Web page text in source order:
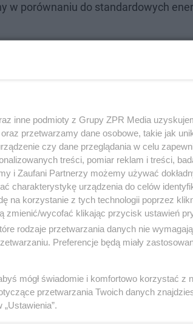
w porównaniu do standardowych
się z najlepszym odbiorem
czego się nie zrobi dla
inne podmioty z Grupy ZPR Media
przetwarzamy dane osobowe, takie jak
czy dane przeglądania w celu
treści, pomiar reklam i treści,
i Zaufani Partnerzy możemy używać
charakterystykę urządzenia do celów
na korzystanie z tych technologii poprzez
zmienić/wycofać klikając przycisk ustawień
rodzaje przetwarzania danych nie
Preferencje będą miały
mógł świadomie i komfortowo korzystać z
przetwarzania Twoich danych